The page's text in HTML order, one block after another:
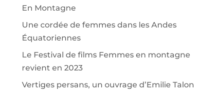
En Montagne
Une cordée de femmes dans les Andes
Équatoriennes
Le Festival de films Femmes en montagne
revient en 2023
Vertiges persans, un ouvrage d’Emilie Talon